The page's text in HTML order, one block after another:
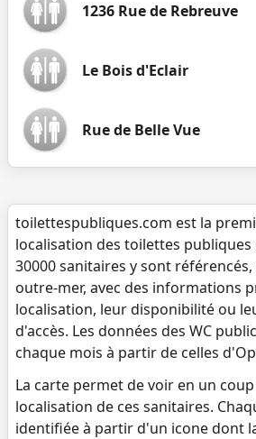
1236 Rue de Rebreuve
Le Bois d'Eclair
Rue de Belle Vue
toilettespubliques.com est la
localisation des toilettes publiques
30000 sanitaires y sont
outre-mer, avec des informations
localisation, leur disponibilité ou
d'accès. Les données des WC
chaque mois à partir de celles
La carte permet de voir en un
localisation de ces sanitaires.
identifiée à partir d'un icone dont